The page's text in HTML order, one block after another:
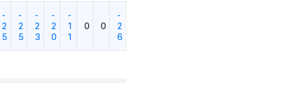
-
2
5
-
2
5
-
2
3
-
2
0
-
1
1
0 0
-
2
6